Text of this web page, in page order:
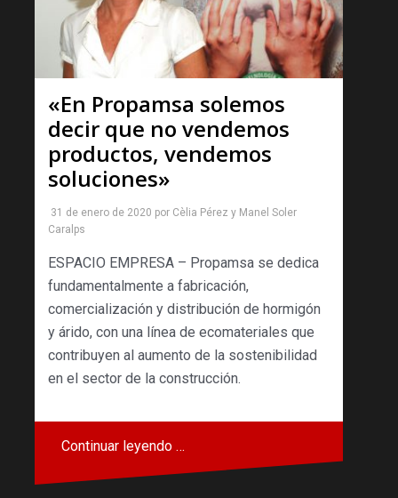
«En Propamsa solemos
decir que no vendemos
productos, vendemos
soluciones»
31 de enero de 2020 por Cèlia Pérez y Manel Soler
Caralps
ESPACIO EMPRESA – Propamsa se dedica
fundamentalmente a fabricación,
comercialización y distribución de hormigón
y árido, con una línea de ecomateriales que
contribuyen al aumento de la sostenibilidad
en el sector de la construcción.
Continuar leyendo …